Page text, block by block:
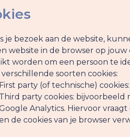
je bezoek aan de website,
website in de browser op
worden om een persoon te
verschillende soorten cookies:
First party (of technische)
Third party cookies: bijvoorbeeld
Analytics. Hiervoor
de cookies van je browser